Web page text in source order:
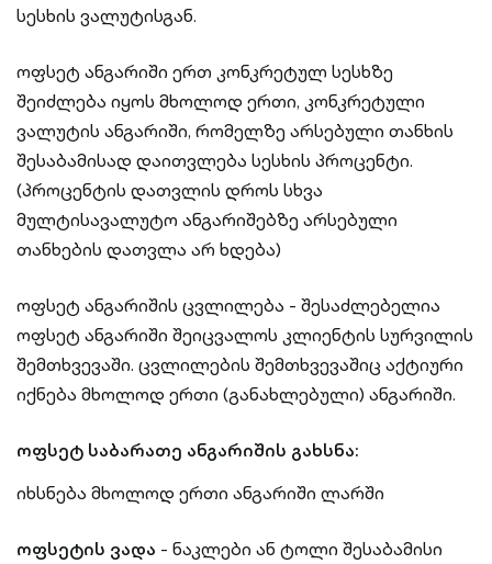
სესხის ვალუტისგან.
ოფსეტ ანგარიში ერთ კონკრეტულ სესხზე
შეიძლება იყოს მხოლოდ ერთი, კონკრეტული
ვალუტის ანგარიში, რომელზე არსებული თანხის
შესაბამისად დაითვლება სესხის პროცენტი.
(პროცენტის დათვლის დროს სხვა
მულტისავალუტო ანგარიშებზე არსებული
თანხების დათვლა არ ხდება)
ოფსეტ ანგარიშის ცვლილება - შესაძლებელია
ოფსეტ ანგარიში შეიცვალოს კლიენტის სურვილის
შემთხვევაში. ცვლილების შემთხვევაშიც აქტიური
იქნება მხოლოდ ერთი (განახლებული) ანგარიში.
ოფსეტ საბარათე ანგარიშის გახსნა:
იხსნება მხოლოდ ერთი ანგარიში ლარში
ოფსეტის ვადა - ნაკლები ან ტოლი შესაბამისი